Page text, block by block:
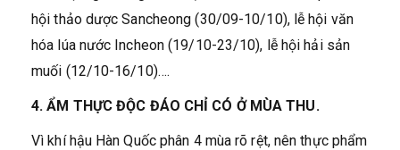
hội thảo dược Sancheong (30/09-10/10), lễ hội văn
hóa lúa nước Incheon (19/10-23/10), lễ hội hải sản
muối (12/10-16/10)….
4. ẨM THỰC ĐỘC ĐÁO CHỈ CÓ Ở MÙA THU.
Vì khí hậu Hàn Quốc phân 4 mùa rõ rệt, nên thực phẩm